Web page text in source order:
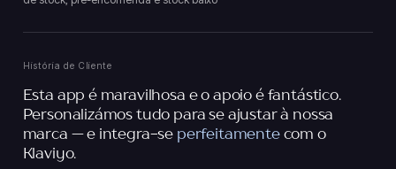
História de Cliente
Esta app é maravilhosa e o apoio é fantástico.
Personalizámos tudo para se ajustar à nossa
marca — e integra-se perfeitamentecom o
Klaviyo.